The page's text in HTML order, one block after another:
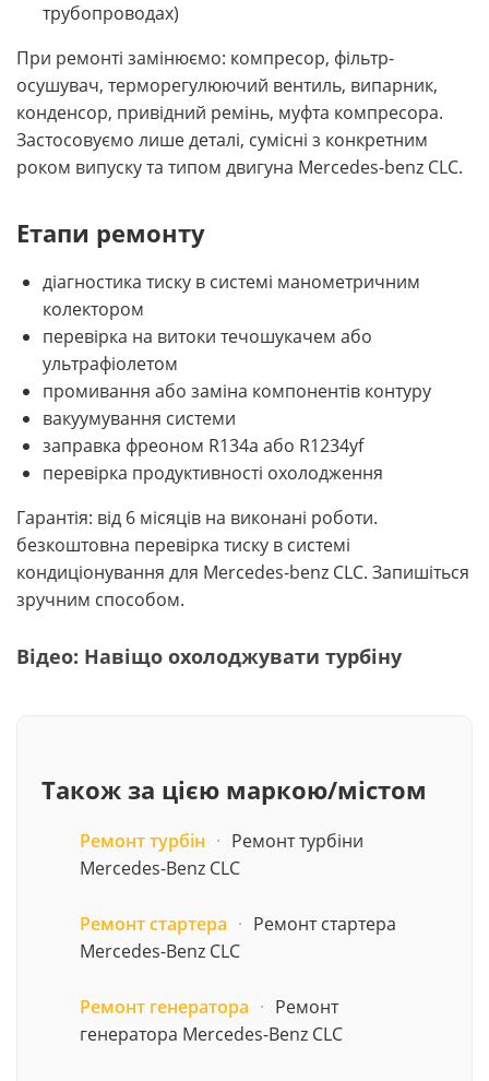
трубопроводах)
При ремонті замінюємо: компресор, фільтр-
осушувач, терморегулюючий вентиль, випарник,
конденсор, привідний ремінь, муфта компресора.
Застосовуємо лише деталі, сумісні з конкретним
роком випуску та типом двигуна Mercedes-benz CLC.
Етапи ремонту
діагностика тиску в системі манометричним
колектором
перевірка на витоки течошукачем або
ультрафіолетом
промивання або заміна компонентів контуру
вакуумування системи
заправка фреоном R134a або R1234yf
перевірка продуктивності охолодження
Гарантія: від 6 місяців на виконані роботи.
безкоштовна перевірка тиску в системі
кондиціонування для Mercedes-benz CLC. Запишіться
зручним способом.
Відео: Навіщо охолоджувати турбіну
Також за цією маркою/містом
Ремонт турбін · Ремонт турбіни
Mercedes-Benz CLC
Ремонт стартера · Ремонт стартера
Mercedes-Benz CLC
Ремонт генератора · Ремонт
генератора Mercedes-Benz CLC